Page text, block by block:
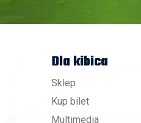
Dla kibica
Sklep
Kup bilet
Multimedia